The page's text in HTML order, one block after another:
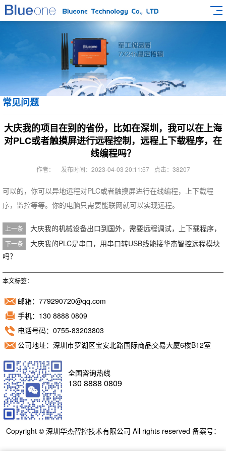
常见问题
大庆我的项目在别的省份，比如在深圳，我可以在上海
对PLC或者触摸屏进行远程控制，远程上下载程序，在
线编程吗？
作者： 发布时间：2023-04-03 20:11:57 点击：38207
可以的，你可以异地远程对PLC或者触摸屏进行在线编程，上下载程
序，监控等等。你的电脑只需要能联网就可以实现远程。
上一条 大庆我的机械设备出口到国外，需要远程调试，上下载程序，
下一条
大庆我的PLC是串口，用串口转USB线能接华杰智控远程模块
吗？
本文标签：
邮箱：779290720@qq.com
手机：130 8888 0809
电话号码：0755-83203803
公司地址：深圳市罗湖区宝安北路国际商品交易大厦6楼B12室
全国咨询热线
130 8888 0809
Copyright © 深圳华杰智控技术有限公司 All rights reserved 备案号：